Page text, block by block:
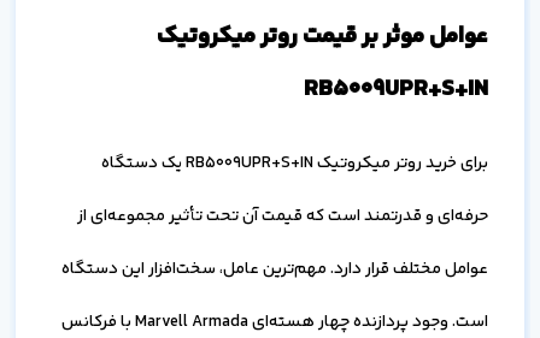
عوامل موثر بر قیمت روتر میکروتیک
RB5009UPR+S+IN
برای خرید روتر میکروتیک RB5009UPR+S+IN یک دستگاه
حرفه‌ای و قدرتمند است که قیمت آن تحت تأثیر مجموعه‌ای از
عوامل مختلف قرار دارد. مهم‌ترین عامل، سخت‌افزار این دستگاه
است. وجود پردازنده چهار هسته‌ای Marvell Armada با فرکانس